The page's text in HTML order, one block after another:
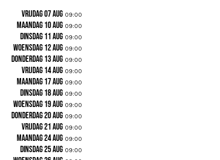
vrijdag 07 aug 09:00
maandag 10 aug 09:00
dinsdag 11 aug 09:00
woensdag 12 aug 09:00
donderdag 13 aug 09:00
vrijdag 14 aug 09:00
maandag 17 aug 09:00
dinsdag 18 aug 09:00
woensdag 19 aug 09:00
donderdag 20 aug 09:00
vrijdag 21 aug 09:00
maandag 24 aug 09:00
dinsdag 25 aug 09:00